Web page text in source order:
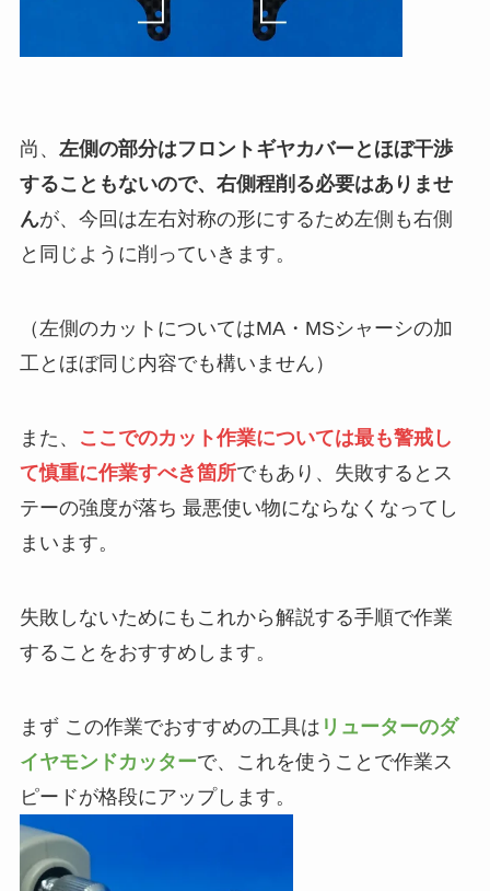
尚、 左側の部分はフロントギヤカバーとほぼ干渉
することもないので、右側程削る必要はありませ
んが、今回は左右対称の形にするため左側も右側
と同じように削っていきます。
（左側のカットについてはMA・MSシャーシの加
工とほぼ同じ内容でも構いません）
また、
ここでのカット作業については最も警戒し
て慎重に作業すべき箇所でもあり、失敗するとス
テーの強度が落ち 最悪使い物にならなくなってし
まいます。
失敗しないためにもこれから解説する手順で作業
することをおすすめします。
まず この作業でおすすめの工具は リューターのダ
イヤモンドカッターで、これを使うことで作業ス
ピードが格段にアップします。